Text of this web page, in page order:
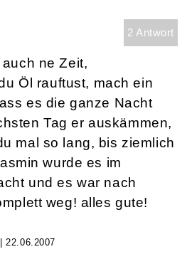
2 Antwort
ne Zeit,
Öl rauftust, mach ein
es die ganze Nacht
Tag er auskämmen,
mal so lang, bis ziemlich
wurde es im
und es war nach
weg! alles gute!
22.06.2007